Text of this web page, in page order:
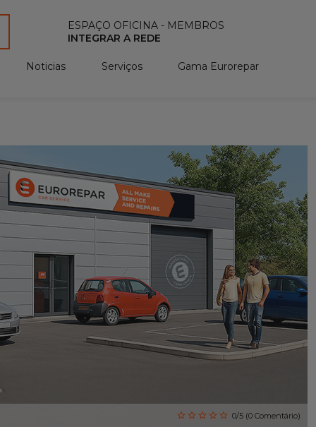
ESPAÇO OFICINA - MEMBROS
INTEGRAR A REDE
Noticias Serviços Gama Eurorepar
0/5 (0 Comentário)